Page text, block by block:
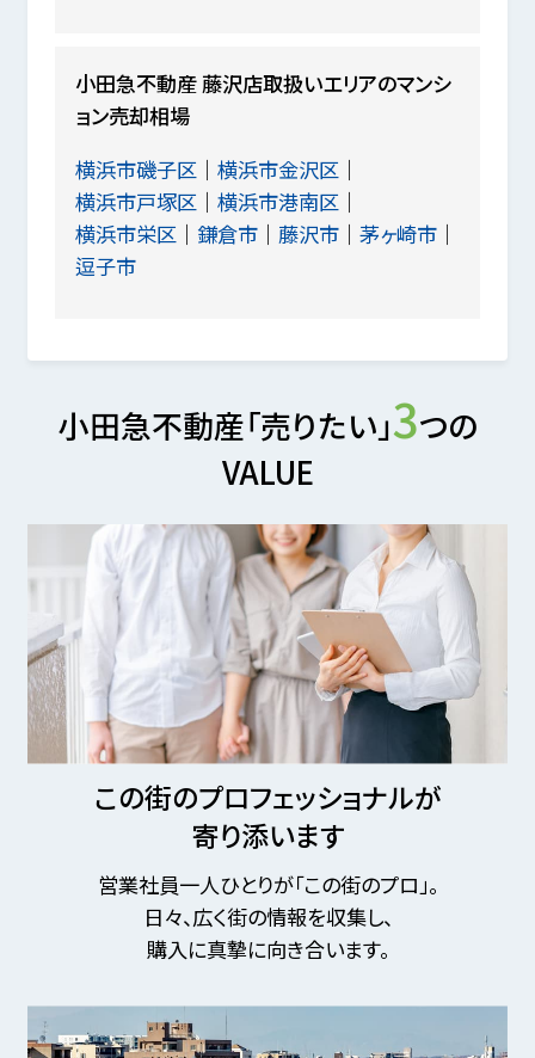
小田急不動産 藤沢店取扱いエリアのマンシ
ョン売却相場
横浜市磯子区
横浜市金沢区
横浜市戸塚区
横浜市港南区
横浜市栄区
鎌倉市 藤沢市
茅ヶ崎市
逗子市
小田急不動産「売りたい」3つの
VALUE
この街のプロフェッショナルが
寄り添います
営業社員一人ひとりが「この街のプロ」。
日々、広く街の情報を収集し、
購入に真摯に向き合います。